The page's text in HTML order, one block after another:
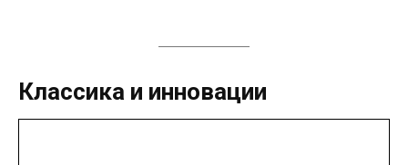
Классика и инновации